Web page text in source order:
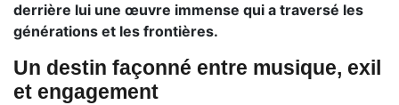
derrière lui une œuvre immense qui a traversé les
générations et les frontières.
Un destin façonné entre musique, exil
et engagement